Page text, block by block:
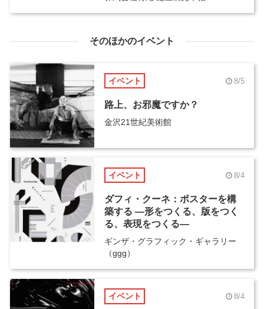
そのほかのイベント
イベント 8/5
路上、お邪魔ですか？
金沢21世紀美術館
イベント 8/4
ダフィ・クーネ：ポスターを構
築する ―形をつくる、版をつく
る、表現をつくる―
ギンザ・グラフィック・ギャラリー
（ggg）
イベント 8/4